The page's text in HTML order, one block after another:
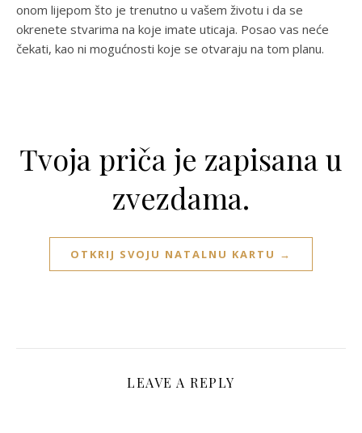
onom lijepom što je trenutno u vašem životu i da se
okrenete stvarima na koje imate uticaja. Posao vas neće
čekati, kao ni mogućnosti koje se otvaraju na tom planu.
Tvoja priča je zapisana u
zvezdama.
OTKRIJ SVOJU NATALNU KARTU →
LEAVE A REPLY